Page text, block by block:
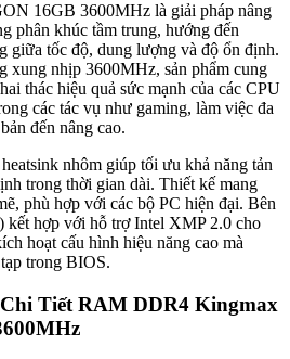
16GB 3600MHz là giải pháp nâng
phân khúc tầm trung, hướng đến
giữa tốc độ, dung lượng và độ ổn định.
xung nhịp 3600MHz, sản phẩm cung
thác hiệu quả sức mạnh của các CPU
các tác vụ như gaming, làm việc đa
đến nâng cao.
nhôm giúp tối ưu khả năng tản
trong thời gian dài. Thiết kế mang
phù hợp với các bộ PC hiện đại. Bên
kết hợp với hỗ trợ Intel XMP 2.0 cho
hoạt cấu hình hiệu năng cao mà
trong BIOS.
Tiết RAM DDR4 Kingmax